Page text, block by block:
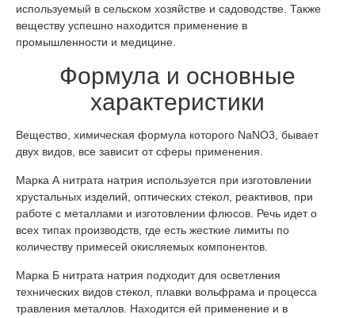
используемый в сельском хозяйстве и садоводстве. Также
веществу успешно находится применение в
промышленности и медицине.
Формула и основные
характеристики
Вещество, химическая формула которого NaNO3, бывает
двух видов, все зависит от сферы применения.
Марка А нитрата натрия используется при изготовлении
хрустальных изделий, оптических стекол, реактивов, при
работе с металлами и изготовлении флюсов. Речь идет о
всех типах производств, где есть жесткие лимиты по
количеству примесей окисляемых компонентов.
Марка Б нитрата натрия подходит для осветления
технических видов стекол, плавки вольфрама и процесса
травления металлов. Находится ей применение и в